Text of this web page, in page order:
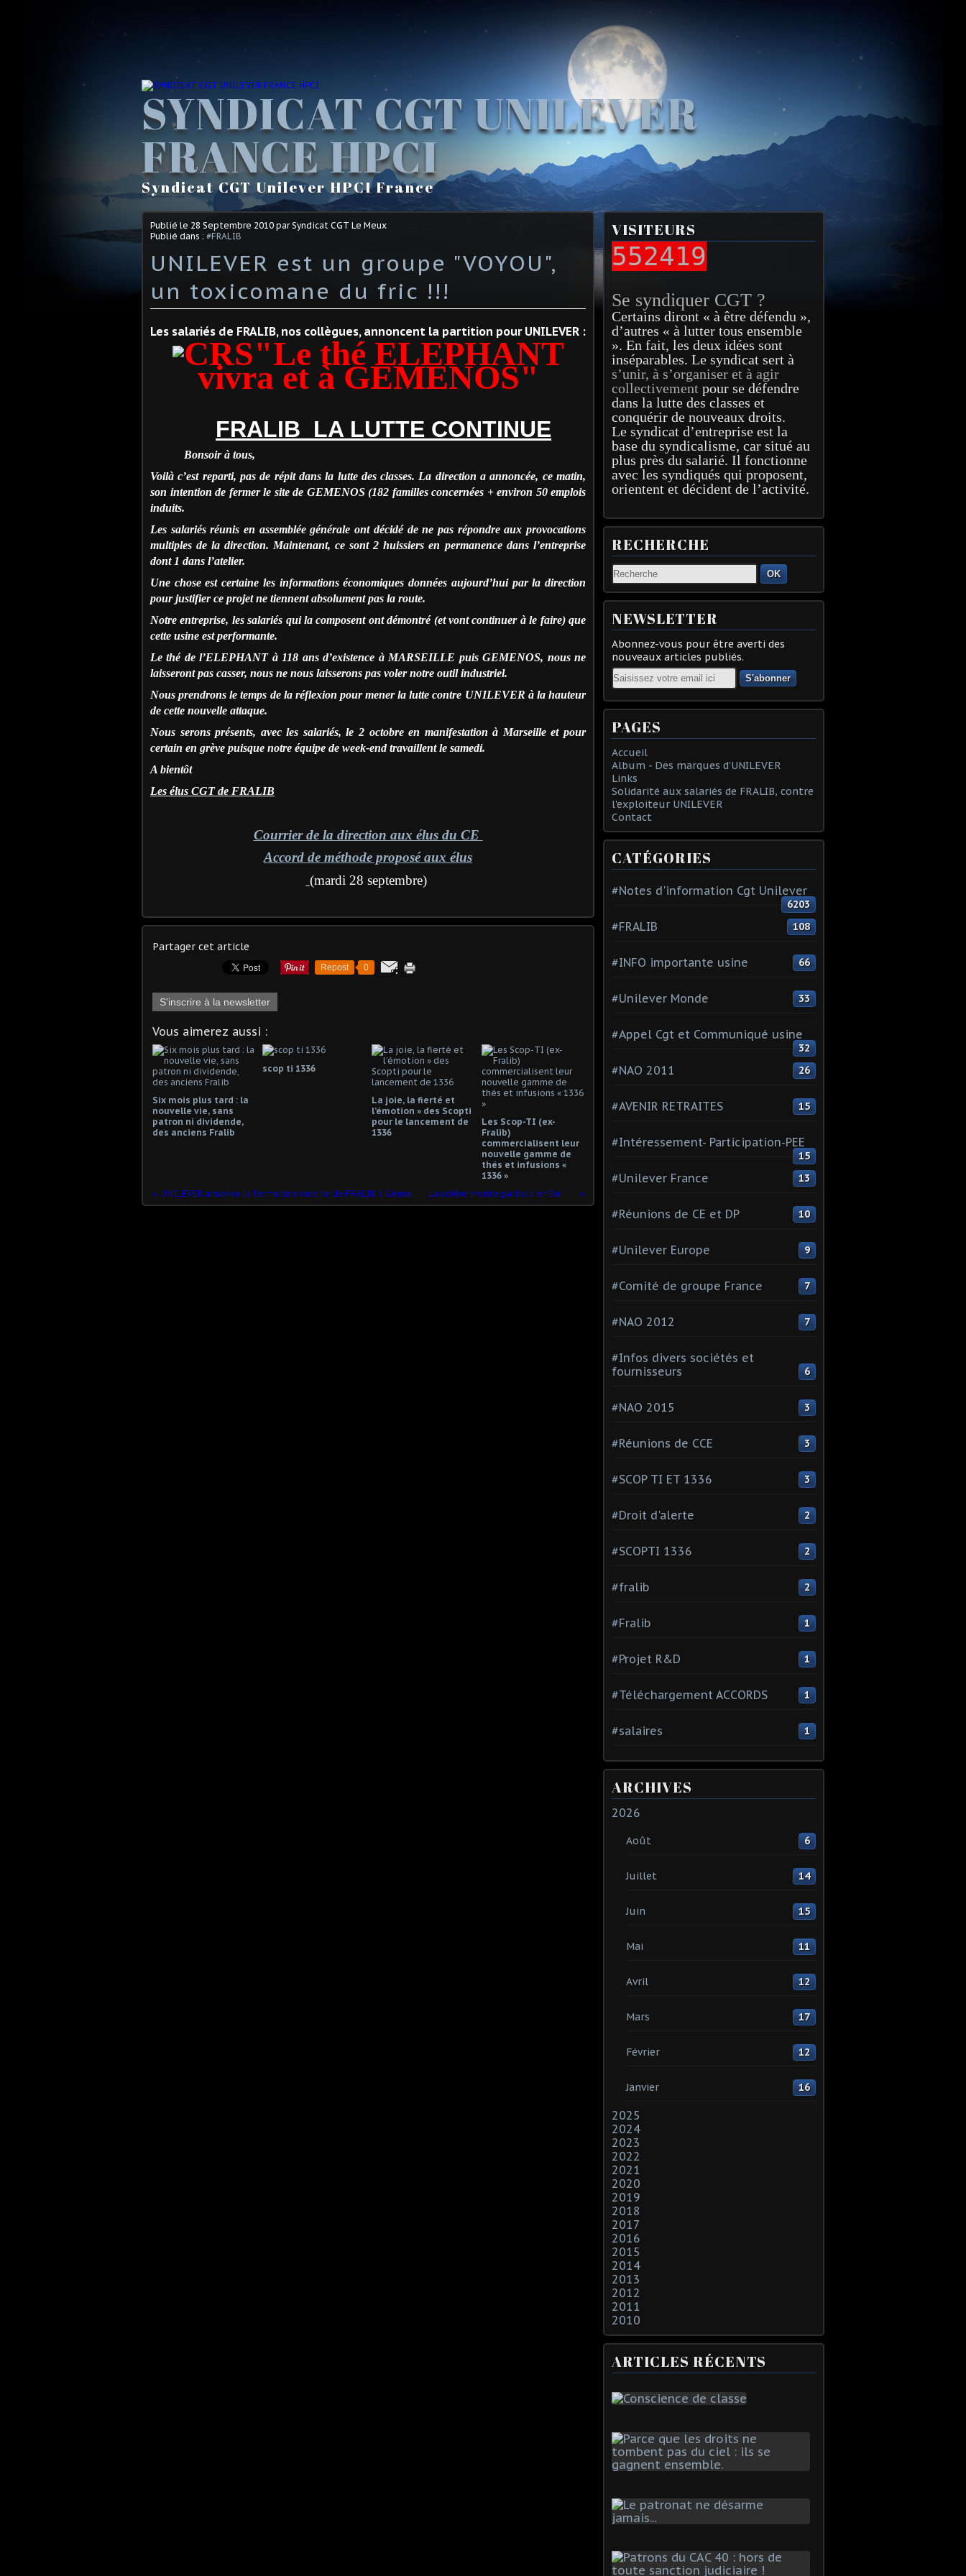
SYNDICAT CGT UNILEVER
FRANCE HPCI
Syndicat CGT Unilever HPCI France
Publié le 28 Septembre 2010 par Syndicat CGT Le Meux
Publié dans : #FRALIB
UNILEVER est un groupe "VOYOU",
un toxicomane du fric !!!
Les salariés de FRALIB, nos collègues, annoncent la partition pour UNILEVER :
"Le thé ELEPHANT
vivra et à GEMENOS"
FRALIB LA LUTTE CONTINUE
Bonsoir à tous,
Voilà c’est reparti, pas de répit dans la lutte des classes. La direction a annoncée, ce matin,
son intention de fermer le site de GEMENOS (182 familles concernées + environ 50 emplois
induits.
Les salariés réunis en assemblée générale ont décidé de ne pas répondre aux provocations
multiples de la direction. Maintenant, ce sont 2 huissiers en permanence dans l’entreprise
dont 1 dans l’atelier.
Une chose est certaine les informations économiques données aujourd’hui par la direction
pour justifier ce projet ne tiennent absolument pas la route.
Notre entreprise, les salariés qui la composent ont démontré (et vont continuer à le faire) que
cette usine est performante.
Le thé de l’ELEPHANT à 118 ans d’existence à MARSEILLE puis GEMENOS, nous ne
laisseront pas casser, nous ne nous laisserons pas voler notre outil industriel.
Nous prendrons le temps de la réflexion pour mener la lutte contre UNILEVER à la hauteur
de cette nouvelle attaque.
Nous serons présents, avec les salariés, le 2 octobre en manifestation à Marseille et pour
certain en grève puisque notre équipe de week-end travaillent le samedi.
A bientôt
Les élus CGT de FRALIB
Courrier de la direction aux élus du CE
Accord de méthode proposé aux élus
(mardi 28 septembre)
Partager cet article
Repost 0
S'inscrire à la newsletter
Vous aimerez aussi :
Six mois plus tard : la
nouvelle vie, sans
patron ni dividende,
des anciens Fralib
scop ti 1336
La joie, la fierté et
l’émotion » des Scopti
pour le lancement de
1336
Les Scop-TI (ex-
Fralib)
commercialisent leur
nouvelle gamme de
thés et infusions «
1336 »
UNILEVER annonce la fermeture du site de FRALIB à Gémenos
La colère monte partout en Europe
VISITEURS
552419
Se syndiquer CGT ?
Certains diront « à être défendu »,
d’autres « à lutter tous ensemble
». En fait, les deux idées sont
inséparables. Le syndicat sert à
s’unir, à s’organiser et à agir
collectivement pour se défendre
dans la lutte des classes et
conquérir de nouveaux droits.
Le syndicat d’entreprise est la
base du syndicalisme, car situé au
plus près du salarié. Il fonctionne
avec les syndiqués qui proposent,
orientent et décident de l’activité.
RECHERCHE
OK
NEWSLETTER
Abonnez-vous pour être averti des
nouveaux articles publiés.
Email
PAGES
Accueil
Album - Des marques d'UNILEVER
Links
Solidarité aux salariés de FRALIB, contre
l'exploiteur UNILEVER
Contact
CATÉGORIES
#Notes d'information Cgt Unilever
6203
#FRALIB 108
#INFO importante usine 66
#Unilever Monde 33
#Appel Cgt et Communiqué usine
32
#NAO 2011 26
#AVENIR RETRAITES 15
#Intéressement- Participation-PEE
15
#Unilever France 13
#Réunions de CE et DP 10
#Unilever Europe 9
#Comité de groupe France 7
#NAO 2012 7
#Infos divers sociétés et
fournisseurs
6
#NAO 2015 3
#Réunions de CCE 3
#SCOP TI ET 1336 3
#Droit d'alerte 2
#SCOPTI 1336 2
#fralib 2
#Fralib 1
#Projet R&D 1
#Téléchargement ACCORDS 1
#salaires 1
ARCHIVES
2026
Août 6
Juillet 14
Juin 15
Mai 11
Avril 12
Mars 17
Février 12
Janvier 16
2025
2024
2023
2022
2021
2020
2019
2018
2017
2016
2015
2014
2013
2012
2011
2010
ARTICLES RÉCENTS